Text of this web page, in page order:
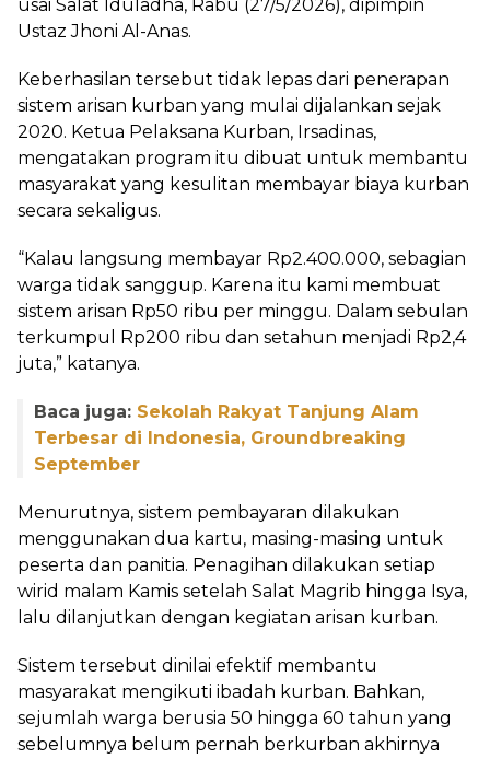
usai Salat Iduladha, Rabu (27/5/2026), dipimpin
Ustaz Jhoni Al-Anas.
Keberhasilan tersebut tidak lepas dari penerapan
sistem arisan kurban yang mulai dijalankan sejak
2020. Ketua Pelaksana Kurban, Irsadinas,
mengatakan program itu dibuat untuk membantu
masyarakat yang kesulitan membayar biaya kurban
secara sekaligus.
“Kalau langsung membayar Rp2.400.000, sebagian
warga tidak sanggup. Karena itu kami membuat
sistem arisan Rp50 ribu per minggu. Dalam sebulan
terkumpul Rp200 ribu dan setahun menjadi Rp2,4
juta,” katanya.
Baca juga: Sekolah Rakyat Tanjung Alam
Terbesar di Indonesia, Groundbreaking
September
Menurutnya, sistem pembayaran dilakukan
menggunakan dua kartu, masing-masing untuk
peserta dan panitia. Penagihan dilakukan setiap
wirid malam Kamis setelah Salat Magrib hingga Isya,
lalu dilanjutkan dengan kegiatan arisan kurban.
Sistem tersebut dinilai efektif membantu
masyarakat mengikuti ibadah kurban. Bahkan,
sejumlah warga berusia 50 hingga 60 tahun yang
sebelumnya belum pernah berkurban akhirnya